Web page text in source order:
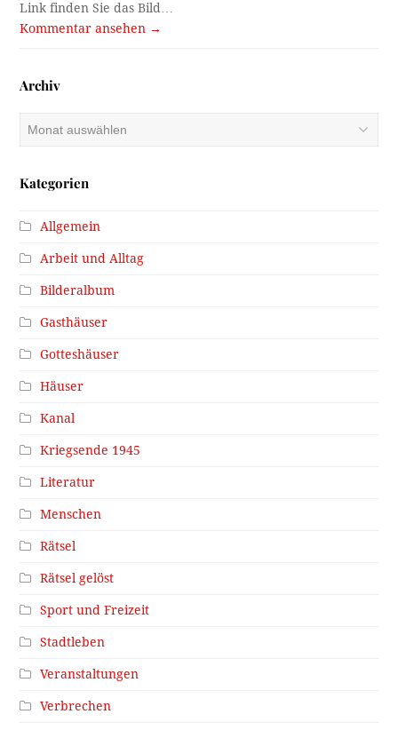
Link finden Sie das Bild…
Kommentar ansehen →
Archiv
Kategorien
Allgemein
Arbeit und Alltag
Bilderalbum
Gasthäuser
Gotteshäuser
Häuser
Kanal
Kriegsende 1945
Literatur
Menschen
Rätsel
Rätsel gelöst
Sport und Freizeit
Stadtleben
Veranstaltungen
Verbrechen